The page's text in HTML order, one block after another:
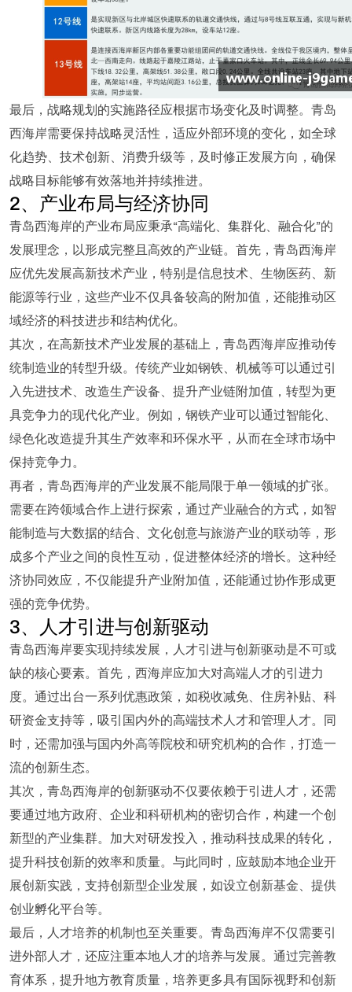
最后，战略规划的实施路径应根据市场变化及时调整。青岛
西海岸需要保持战略灵活性，适应外部环境的变化，如全球
化趋势、技术创新、消费升级等，及时修正发展方向，确保
战略目标能够有效落地并持续推进。
2、产业布局与经济协同
青岛西海岸的产业布局应秉承“高端化、集群化、融合化”的
发展理念，以形成完整且高效的产业链。首先，青岛西海岸
应优先发展高新技术产业，特别是信息技术、生物医药、新
能源等行业，这些产业不仅具备较高的附加值，还能推动区
域经济的科技进步和结构优化。
其次，在高新技术产业发展的基础上，青岛西海岸应推动传
统制造业的转型升级。传统产业如钢铁、机械等可以通过引
入先进技术、改造生产设备、提升产业链附加值，转型为更
具竞争力的现代化产业。例如，钢铁产业可以通过智能化、
绿色化改造提升其生产效率和环保水平，从而在全球市场中
保持竞争力。
再者，青岛西海岸的产业发展不能局限于单一领域的扩张。
需要在跨领域合作上进行探索，通过产业融合的方式，如智
能制造与大数据的结合、文化创意与旅游产业的联动等，形
成多个产业之间的良性互动，促进整体经济的增长。这种经
济协同效应，不仅能提升产业附加值，还能通过协作形成更
强的竞争优势。
3、人才引进与创新驱动
青岛西海岸要实现持续发展，人才引进与创新驱动是不可或
缺的核心要素。首先，西海岸应加大对高端人才的引进力
度。通过出台一系列优惠政策，如税收减免、住房补贴、科
研资金支持等，吸引国内外的高端技术人才和管理人才。同
时，还需加强与国内外高等院校和研究机构的合作，打造一
流的创新生态。
其次，青岛西海岸的创新驱动不仅要依赖于引进人才，还需
要通过地方政府、企业和科研机构的密切合作，构建一个创
新型的产业集群。加大对研发投入，推动科技成果的转化，
提升科技创新的效率和质量。与此同时，应鼓励本地企业开
展创新实践，支持创新型企业发展，如设立创新基金、提供
创业孵化平台等。
最后，人才培养的机制也至关重要。青岛西海岸不仅需要引
进外部人才，还应注重本地人才的培养与发展。通过完善教
育体系，提升地方教育质量，培养更多具有国际视野和创新